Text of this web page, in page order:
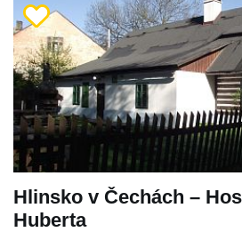
Hlinsko v Čechách –
Huberta